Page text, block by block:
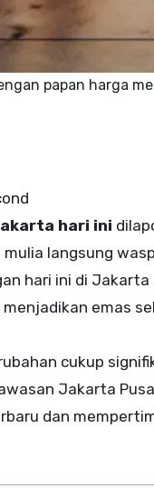
papan harga
hari ini
langsung
hari ini di
menjadikan emas
cukup
Jakarta
dan